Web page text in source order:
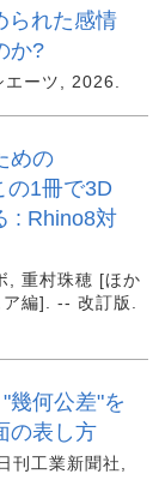
られた感情
か?
ーツ, 2026.
めの
の1冊で3D
: Rhino8対
, 重村珠穂 [ほか
編]. -- 改訂版.
幾何公差"を
の表し方
工業新聞社,